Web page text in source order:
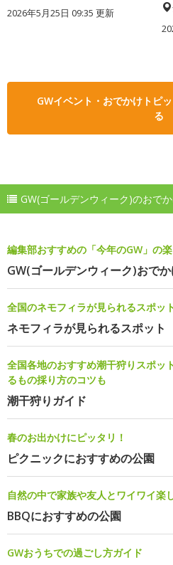
2026年5月25日 09:35 更新
GWイベント・おでかけトピ
る
GW(ゴールデンウィーク)のおで
編集部おすすめの「今年のGW」の
GW(ゴールデンウィーク)おで
全国のネモフィラが見られるスポッ
ネモフィラが見られるスポット
全国各地のおすすめ潮干狩りスポッ
るもの採り方のコツも
潮干狩りガイド
春のお出かけにピッタリ！
ピクニックにおすすめの公園
自然の中で家族や友人とワイワイ楽
BBQにおすすめの公園
GWおうちでの過ごし方ガイド